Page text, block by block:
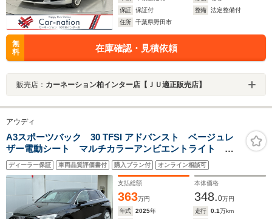
保証
保証付 整備
法定整備付
住所
千葉県野田市
無
料
在庫確認・見積依頼
販売店： カーネーション柏インター店【ＪＵ適正販売店】
アウディ
A3スポーツバック 30 TFSI アドバンスト ベージュレ
ザー電動シート マルチカラーアンビエントライト コ
ンビニエンス&アシスタンスパッケージ アダプティブク
ルーズ レーンキープ サイドアシスト
ディーラー保証 車両品質評価書付 購入プラン付 オンライン相談可
支払総額
363万円
本体価格
348.0万円
年式
2025年 走行 0.1万km